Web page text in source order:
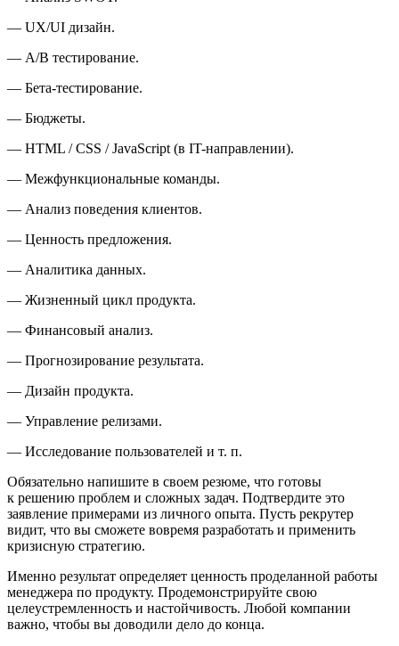
— UX/UI дизайн.
— A/B тестирование.
— Бета-тестирование.
— Бюджеты.
— HTML / CSS / JavaScript (в IT-направлении).
— Межфункциональные команды.
— Анализ поведения клиентов.
— Ценность предложения.
— Аналитика данных.
— Жизненный цикл продукта.
— Финансовый анализ.
— Прогнозирование результата.
— Дизайн продукта.
— Управление релизами.
— Исследование пользователей и т. п.
Обязательно напишите в своем резюме, что готовы
к решению проблем и сложных задач. Подтвердите это
заявление примерами из личного опыта. Пусть рекрутер
видит, что вы сможете вовремя разработать и применить
кризисную стратегию.
Именно результат определяет ценность проделанной работы
менеджера по продукту. Продемонстрируйте свою
целеустремленность и настойчивость. Любой компании
важно, чтобы вы доводили дело до конца.